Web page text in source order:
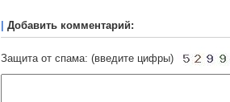
Добавить комментарий:
Защита от спама: (введите цифры)